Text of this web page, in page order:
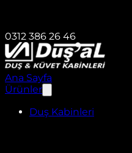
0312 386 26 46
Ana Sayfa
Ürünler
Duş Kabinleri